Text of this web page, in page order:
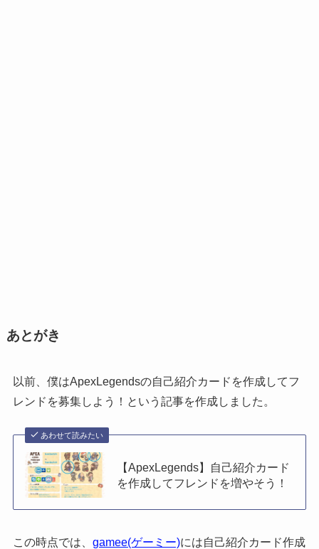
あとがき
以前、僕はApexLegendsの自己紹介カードを作成してフ
レンドを募集しよう！という記事を作成しました。
あわせて読みたい
【ApexLegends】自己紹介カード
を作成してフレンドを増やそう！
この時点では、 gamee(ゲーミー)には自己紹介カード作成